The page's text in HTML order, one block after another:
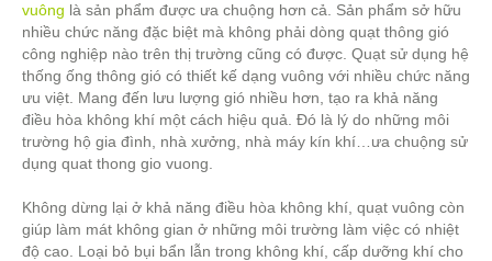
vuông là sản phẩm được ưa chuộng hơn cả. Sản phẩm sở hữu
nhiều chức năng đặc biệt mà không phải dòng quạt thông gió
công nghiệp nào trên thị trường cũng có được. Quạt sử dụng hệ
thống ống thông gió có thiết kế dạng vuông với nhiều chức năng
ưu việt. Mang đến lưu lượng gió nhiều hơn, tạo ra khả năng
điều hòa không khí một cách hiệu quả. Đó là lý do những môi
trường hộ gia đình, nhà xưởng, nhà máy kín khí…ưa chuộng sử
dụng quat thong gio vuong.
Không dừng lại ở khả năng điều hòa không khí, quạt vuông còn
giúp làm mát không gian ở những môi trường làm việc có nhiệt
độ cao. Loại bỏ bụi bẩn lẫn trong không khí, cấp dưỡng khí cho